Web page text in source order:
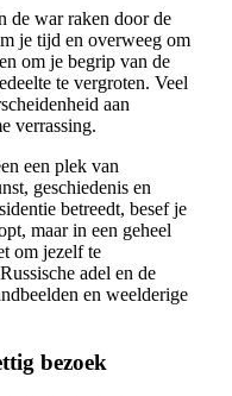
de war raken door de
je tijd en overweeg om
om je begrip van de
te vergroten. Veel
aan
verrassing.
een plek van
geschiedenis en
betreedt, besef je
maar in een geheel
om jezelf te
adel en de
en weelderige
bezoek